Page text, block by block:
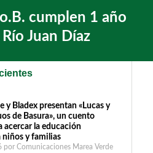
cumplen 1 año
Juan Díaz
y Bladex presentan «Lucas y
de Basura», un cuento
acercar la educación
niños y familias
por Comunicaciones Marea Verde